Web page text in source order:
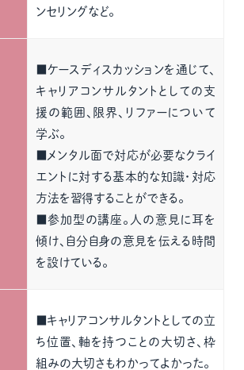
ンセリングなど。
■ケースディスカッションを通じて、
キャリアコンサルタントとしての支
援の範囲、限界、リファーについて
学ぶ。
■メンタル面で対応が必要なクライ
エントに対する基本的な知識・対応
方法を習得することができる。
■参加型の講座。人の意見に耳を
傾け、自分自身の意見を伝える時間
を設けている。
■キャリアコンサルタントとしての立
ち位置、軸を持つことの大切さ、枠
組みの大切さもわかってよかった。